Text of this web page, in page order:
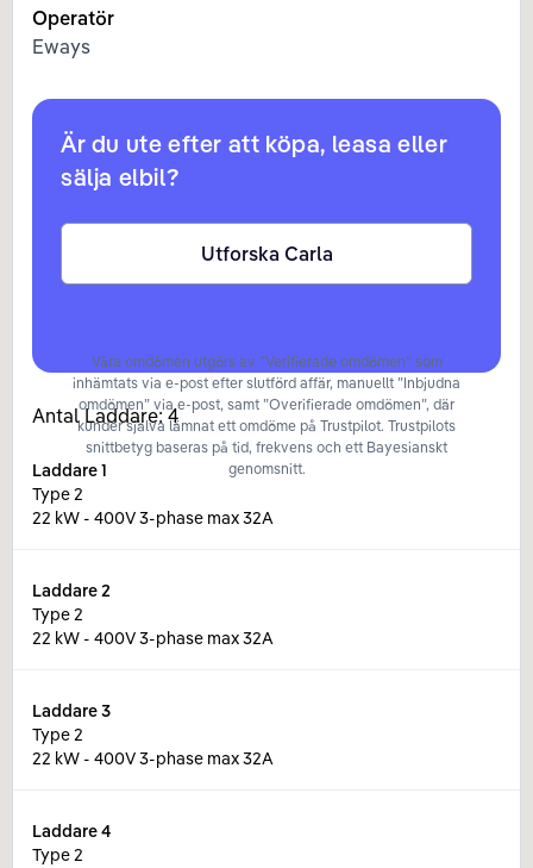
Operatör
Eways
Är du ute efter att köpa, leasa eller
sälja elbil?
Utforska Carla
Våra omdömen utgörs av ”Verifierade omdömen” som
inhämtats via e-post efter slutförd affär, manuellt ”Inbjudna
omdömen” via e-post, samt ”Overifierade omdömen”, där
kunder själva lämnat ett omdöme på Trustpilot. Trustpilots
snittbetyg baseras på tid, frekvens och ett Bayesianskt
genomsnitt.
Antal Laddare:4
Laddare1
Type 2
22 kW - 400V 3-phase max 32A
Laddare2
Type 2
22 kW - 400V 3-phase max 32A
Laddare3
Type 2
22 kW - 400V 3-phase max 32A
Laddare4
Type 2